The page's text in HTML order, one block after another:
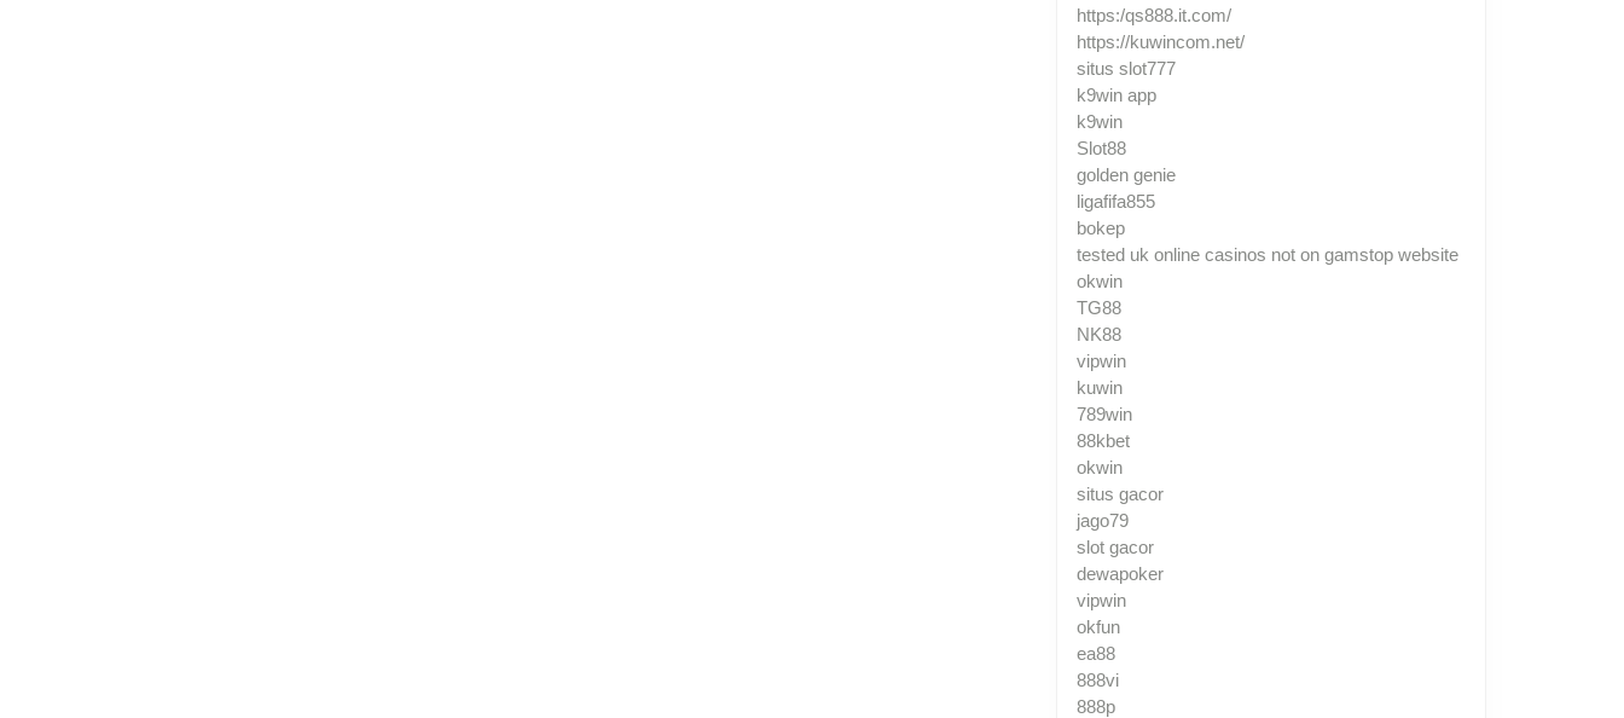
https:/qs888.it.com/
https://kuwincom.net/
situs slot777
k9win app
k9win
Slot88
golden genie
ligafifa855
bokep
tested uk online casinos not on gamstop website
okwin
TG88
NK88
vipwin
kuwin
789win
88kbet
okwin
situs gacor
jago79
slot gacor
dewapoker
vipwin
okfun
ea88
888vi
888p